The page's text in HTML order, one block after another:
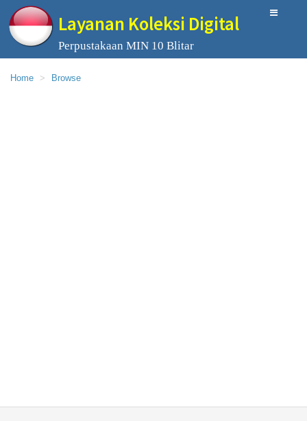
Layanan Koleksi Digital
Perpustakaan MIN 10 Blitar
Home Browse